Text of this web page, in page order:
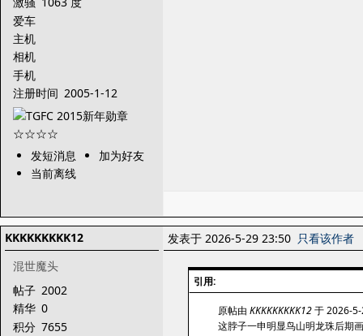
爱车
主机
相机
手机
注册时间 2005-1-12
发短消息
加为好友
当前离线
KKKKKKKKK12
混世魔头
帖子 2002
精华 0
积分 7655
发表于 2026-5-29 23:50 只看该作者
引用:
原帖由 KKKKKKKKK12于 2026-
这脖子一申明显鸟山明龙珠后期